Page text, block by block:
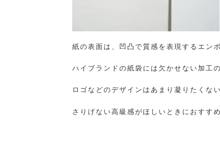
紙の表面は、凹凸で質感を表現するエン
ハイブランドの紙袋には欠かせない加工
ロゴなどのデザインはあまり凝りたくな
さりげない高級感がほしいときにおすす